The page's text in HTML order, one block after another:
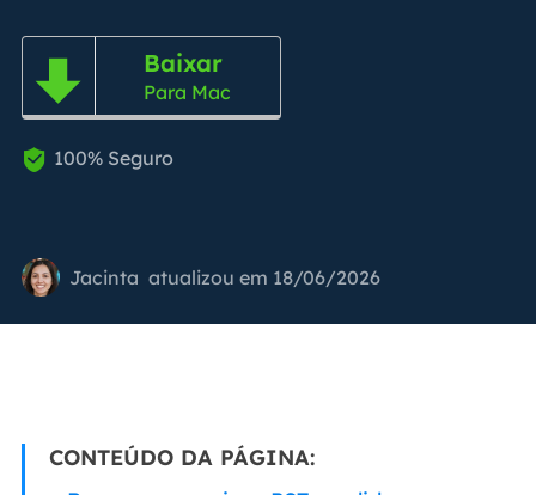
 Baixar
Para Mac
 100% Seguro
Jacinta atualizou em 18/06/2026
CONTEÚDO DA PÁGINA: